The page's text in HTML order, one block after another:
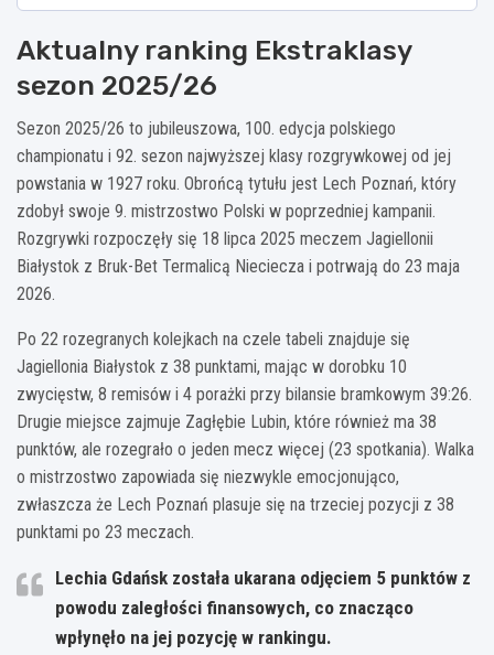
Aktualny ranking Ekstraklasy
sezon 2025/26
Sezon 2025/26 to jubileuszowa, 100. edycja polskiego
championatu i 92. sezon najwyższej klasy rozgrywkowej od jej
powstania w 1927 roku. Obrońcą tytułu jest Lech Poznań, który
zdobył swoje 9. mistrzostwo Polski w poprzedniej kampanii.
Rozgrywki rozpoczęły się 18 lipca 2025 meczem Jagiellonii
Białystok z Bruk-Bet Termalicą Nieciecza i potrwają do 23 maja
2026.
Po 22 rozegranych kolejkach na czele tabeli znajduje się
Jagiellonia Białystok z 38 punktami, mając w dorobku 10
zwycięstw, 8 remisów i 4 porażki przy bilansie bramkowym 39:26.
Drugie miejsce zajmuje Zagłębie Lubin, które również ma 38
punktów, ale rozegrało o jeden mecz więcej (23 spotkania). Walka
o mistrzostwo zapowiada się niezwykle emocjonująco,
zwłaszcza że Lech Poznań plasuje się na trzeciej pozycji z 38
punktami po 23 meczach.
Lechia Gdańsk została ukarana odjęciem 5 punktów z
powodu zaległości finansowych, co znacząco
wpłynęło na jej pozycję w rankingu.